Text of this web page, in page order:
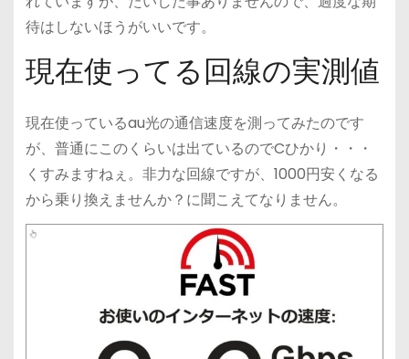
待はしないほうがいいです。
現在使ってる回線の実測値
現在使っているau光の通信速度を測ってみたのです
が、普通にこのくらいは出ているのでCひかり・・・
くすみますねぇ。非力な回線ですが、1000円安くなる
から乗り換えませんか？に聞こえてなりません。